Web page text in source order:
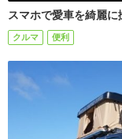
スマホで愛車を綺麗
クルマ 便利